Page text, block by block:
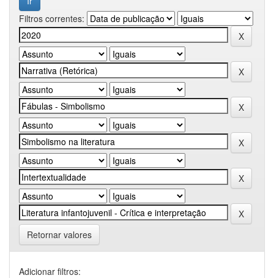
Filtros correntes:
Retornar valores
Adicionar filtros: